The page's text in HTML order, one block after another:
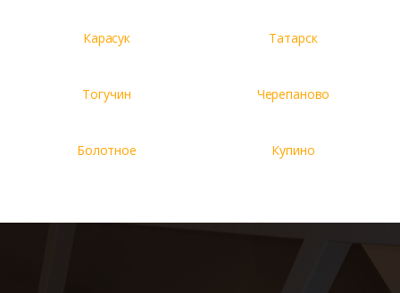
Карасук Татарск
Тогучин Черепаново
Болотное Купино